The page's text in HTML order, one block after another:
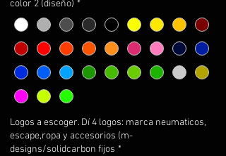
color 2 (diseño) *
Logos a escoger. Dí 4 logos: marca neumaticos,
escape,ropa y accesorios (m-
designs/solidcarbon fijos *